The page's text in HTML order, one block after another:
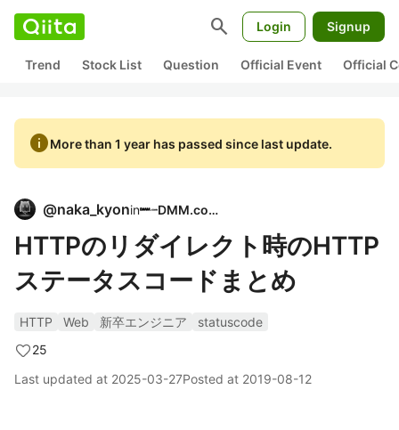
search Login Signup
Trend Stock List Question Official Event Official
infoMore than 1 year has passed since last update.
@naka_kyonin DMM.com
HTTPのリダイレクト時のHTTP
ステータスコードまとめ
HTTP Web 新卒エンジニア
statuscode
25
Last updated at 2025-03-27Posted at 2019-08-12